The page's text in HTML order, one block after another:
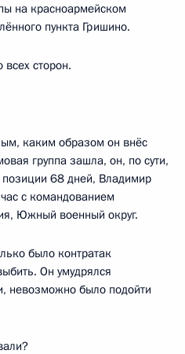
на красноармейском
пункта Гришино.
всех сторон.
каким образом он внёс
группа зашла, он, по сути,
68 дней, Владимир
с командованием
Южный военный округ.
было контратак
Он умудрялся
невозможно было подойти